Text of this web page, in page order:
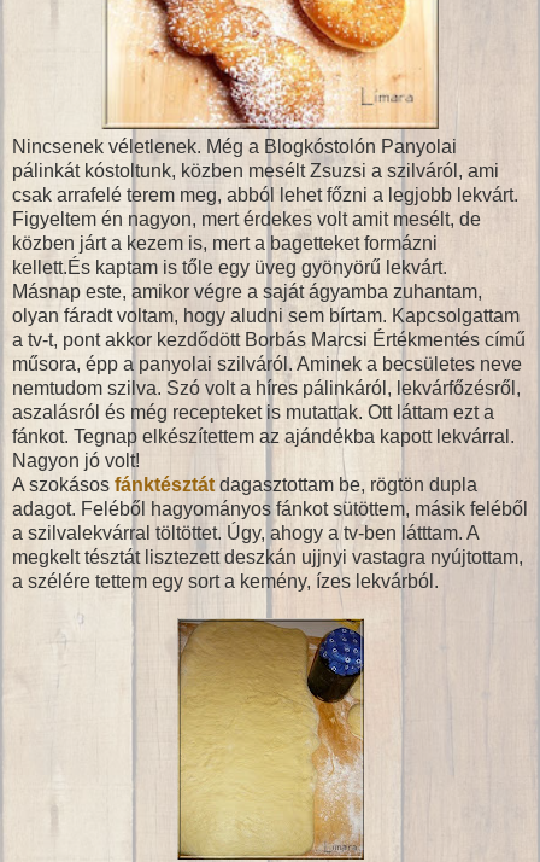
Nincsenek véletlenek. Még a Blogkóstolón Panyolai
pálinkát kóstoltunk, közben mesélt Zsuzsi a szilváról, ami
csak arrafelé terem meg, abból lehet főzni a legjobb lekvárt.
Figyeltem én nagyon, mert érdekes volt amit mesélt, de
közben járt a kezem is, mert a bagetteket formázni
kellett.És kaptam is tőle egy üveg gyönyörű lekvárt.
Másnap este, amikor végre a saját ágyamba zuhantam,
olyan fáradt voltam, hogy aludni sem bírtam. Kapcsolgattam
a tv-t, pont akkor kezdődött Borbás Marcsi Értékmentés című
műsora, épp a panyolai szilváról. Aminek a becsületes neve
nemtudom szilva. Szó volt a híres pálinkáról, lekvárfőzésről,
aszalásról és még recepteket is mutattak. Ott láttam ezt a
fánkot. Tegnap elkészítettem az ajándékba kapott lekvárral.
Nagyon jó volt!
A szokásos fánktésztát dagasztottam be, rögtön dupla
adagot. Feléből hagyományos fánkot sütöttem, másik feléből
a szilvalekvárral töltöttet. Úgy, ahogy a tv-ben látttam. A
megkelt tésztát lisztezett deszkán ujjnyi vastagra nyújtottam,
a szélére tettem egy sort a kemény, ízes lekvárból.